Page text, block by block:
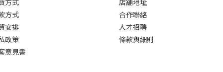
方式
方式
安排
政策
意見書
店舖地址
合作聯絡
人才招聘
條款與細則